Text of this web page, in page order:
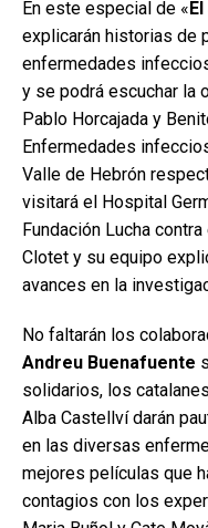
En este especial de «
explicarán historias de
enfermedades
y se podrá escuchar la
Pablo Horcajada y
Enfermedades
Valle de Hebrón
visitará el Hospital
Fundación Lucha
Clotet y su equipo
avances en la
No faltarán los
Andreu Buenafuente
solidarios, los
Alba Castellví darán
en las diversas
mejores películas que
contagios con los